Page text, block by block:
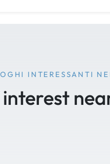
INTERESSANTI